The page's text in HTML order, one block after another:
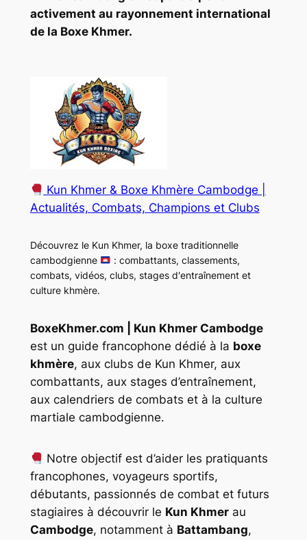
activement au rayonnement international
de la Boxe Khmer.
Kun Khmer & Boxe Khmère Cambodge |
Actualités, Combats, Champions et Clubs
Découvrez le Kun Khmer, la boxe traditionnelle
cambodgienne
: combattants, classements,
combats, vidéos, clubs, stages d'entraînement et
culture khmère.
BoxeKhmer.com | Kun Khmer Cambodge
est un guide francophone dédié à la boxe
khmère, aux clubs de Kun Khmer, aux
combattants, aux stages d’entraînement,
aux calendriers de combats et à la culture
martiale cambodgienne.
Notre objectif est d’aider les pratiquants
francophones, voyageurs sportifs,
débutants, passionnés de combat et futurs
stagiaires à découvrir le Kun Khmerau
Cambodge, notamment à Battambang,